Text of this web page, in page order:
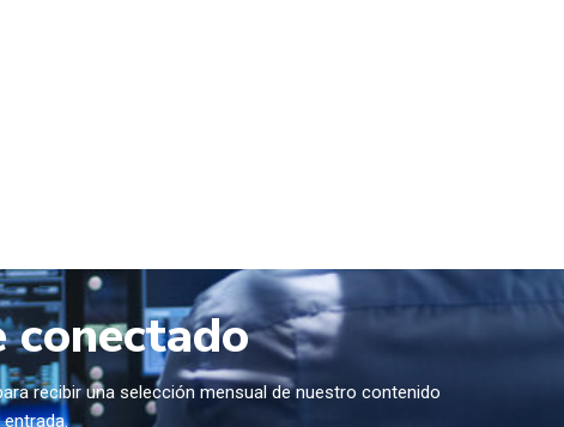
conectado
recibir una selección mensual de nuestro contenido